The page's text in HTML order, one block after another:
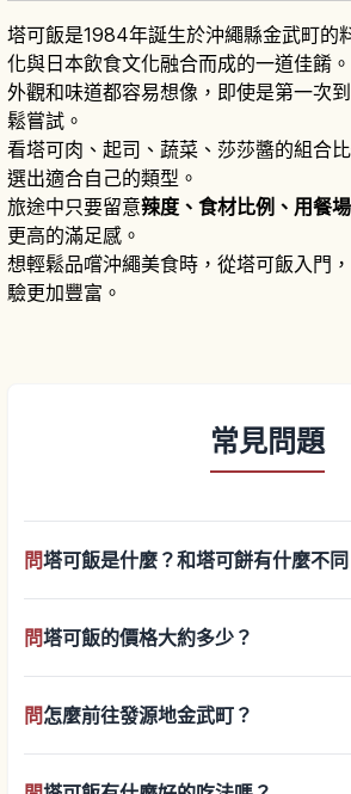
塔可飯是1984年誕生於沖繩縣金武町的
化與日本飲食文化融合而成的一道佳餚。
外觀和味道都容易想像，即使是第一次
鬆嘗試。
看塔可肉、起司、蔬菜、莎莎醬的組合
選出適合自己的類型。
旅途中只要留意辣度、食材比例、用餐
更高的滿足感。
想輕鬆品嚐沖繩美食時，從塔可飯入門
驗更加豐富。
常見問題
問塔可飯是什麼？和塔可餅有什麼不同
問塔可飯的價格大約多少？
問怎麼前往發源地金武町？